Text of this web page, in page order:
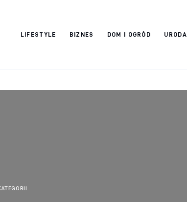
LIFESTYLE BIZNES DOM I OGRÓD URODA